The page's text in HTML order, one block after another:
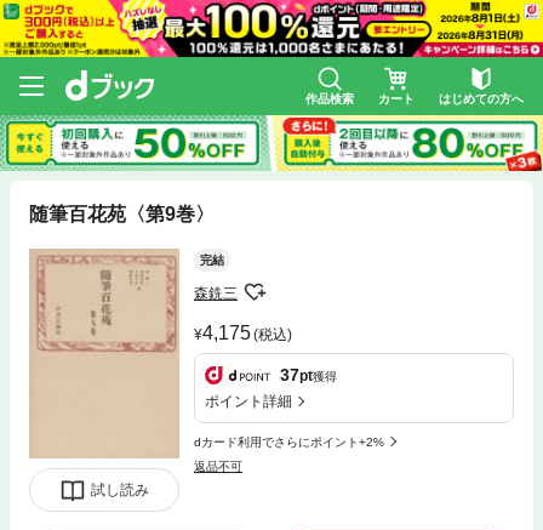
作品検索 カート はじめての方へ
随筆百花苑〈第9巻〉
試し読み
完結
森銑三
4,175(税込)
37pt獲得
ポイント詳細
dカード利用でさらにポイント+2%
返品不可